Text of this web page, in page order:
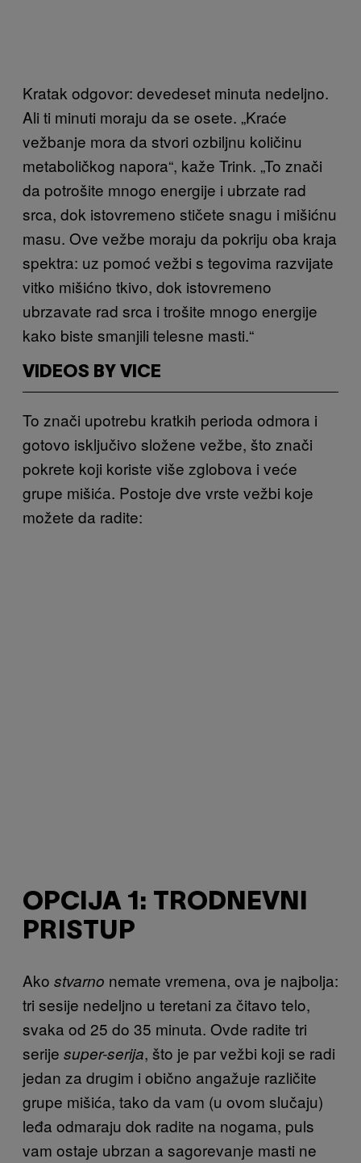
Kratak odgovor: devedeset minuta nedeljno.
Ali ti minuti moraju da se osete. „Kraće
vežbanje mora da stvori ozbiljnu količinu
metaboličkog napora“, kaže Trink. „To znači
da potrošite mnogo energije i ubrzate rad
srca, dok istovremeno stičete snagu i mišićnu
masu. Ove vežbe moraju da pokriju oba kraja
spektra: uz pomoć vežbi s tegovima razvijate
vitko mišićno tkivo, dok istovremeno
ubrzavate rad srca i trošite mnogo energije
kako biste smanjili telesne masti.“
VIDEOS BY VICE
To znači upotrebu kratkih perioda odmora i
gotovo isključivo složene vežbe, što znači
pokrete koji koriste više zglobova i veće
grupe mišića. Postoje dve vrste vežbi koje
možete da radite:
OPCIJA 1: TRODNEVNI
PRISTUP
Ako stvarno nemate vremena, ova je najbolja:
tri sesije nedeljno u teretani za čitavo telo,
svaka od 25 do 35 minuta. Ovde radite tri
serije super-serija, što je par vežbi koji se radi
jedan za drugim i obično angažuje različite
grupe mišića, tako da vam (u ovom slučaju)
leđa odmaraju dok radite na nogama, puls
vam ostaje ubrzan a sagorevanje masti ne